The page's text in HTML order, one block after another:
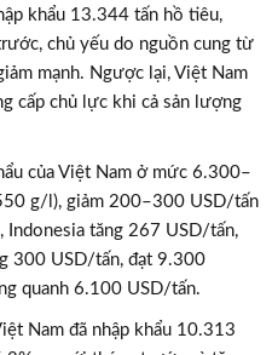
khẩu 13.344 tấn hồ tiêu,
chủ yếu do nguồn cung từ
mạnh. Ngược lại, Việt Nam
cấp chủ lực khi cả sản lượng
của Việt Nam ở mức 6.300–
g/l), giảm 200–300 USD/tấn
tăng 267 USD/tấn,
300 USD/tấn, đạt 9.300
quanh 6.100 USD/tấn.
Nam đã nhập khẩu 10.313